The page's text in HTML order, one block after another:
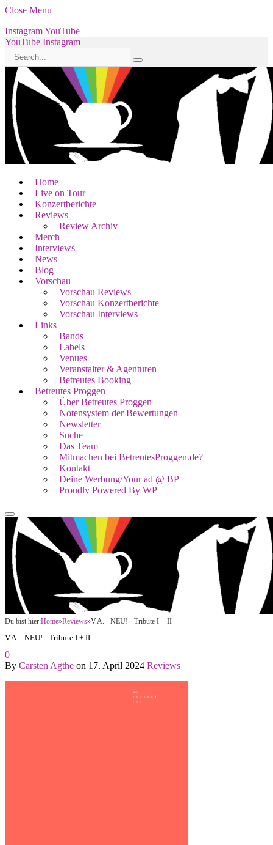
Close Menu
InstagramYouTube
YouTube Instagram
Home
Live on Tour
Konzertberichte
Reviews
Review Archiv
Merch
Interviews
News
Blog
Vorschau
Vorschau Reviews
Vorschau Konzertberichte
Vorschau Interviews
Links
Bands
Labels
Venues
Veranstalter & Agenturen
Betreutes Booking
Betreutes Proggen
Über Betreutes Proggen
Notensystem der Bewertungen
Newsletter
Suche
Das Team
Mitmachen bei BetreutesProggen.de?
Kontakt
Deine Werbung/Your ad @ BP
Proudly Powered By WP
Du bist hier:Home»Reviews»V.A. - NEU! - Tribute I + II
V.A. - NEU! - Tribute I + II
0
By Carsten Agthe on 17. April 2024 Reviews